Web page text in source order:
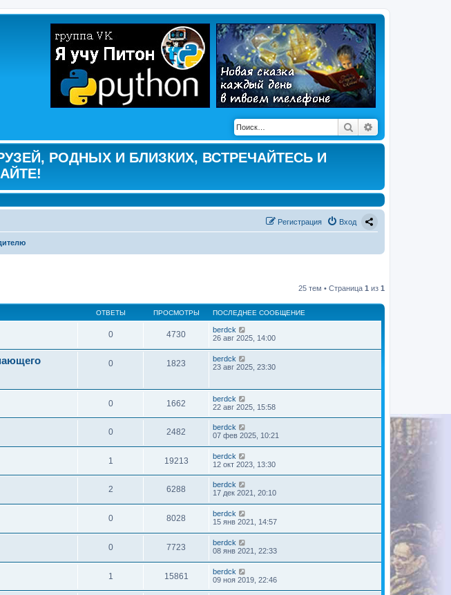
Поиск
РОДНЫХ И БЛИЗКИХ, ВСТРЕЧАЙТЕСЬ И
Вход
Регистрация
25 тем • Страница 1 из 1
ОТВЕТЫ ПРОСМОТРЫ ПОСЛЕДНЕЕ СООБЩЕНИЕ
0 4730
berdck
26 авг 2025, 14:00
0 1823
berdck
23 авг 2025, 23:30
0 1662
berdck
22 авг 2025, 15:58
0 2482
berdck
07 фев 2025, 10:21
1 19213
berdck
12 окт 2023, 13:30
2 6288
berdck
17 дек 2021, 20:10
0 8028
berdck
15 янв 2021, 14:57
0 7723
berdck
08 янв 2021, 22:33
1 15861
berdck
09 ноя 2019, 22:46